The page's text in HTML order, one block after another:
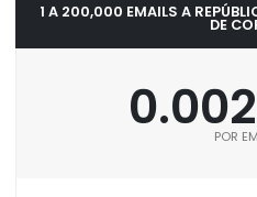
1 A 200,000 EMAILS A
DE
POR